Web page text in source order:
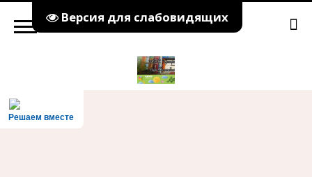
Версия для слабовидящих
Решаем вместе